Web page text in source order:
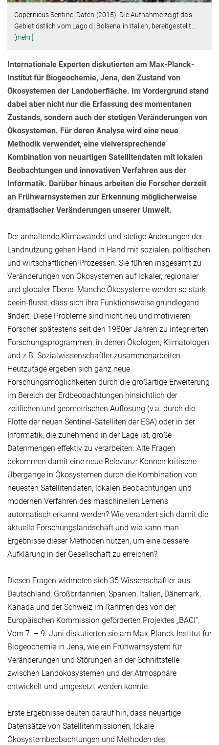
Copernicus Sentinel Daten (2015): Die Aufnahme zeigt das
Gebiet östlich vom Lago di Bolsena in Italien, bereitgestellt
[mehr]
Internationale Experten diskutierten am Max-Planck-
Institut für Biogeochemie, Jena, den Zustand von
Ökosystemen der Landoberfläche. Im Vordergrund stand
dabei aber nicht nur die Erfassung des momentanen
Zustands, sondern auch der stetigen Veränderungen von
Ökosystemen. Für deren Analyse wird eine neue
Methodik verwendet, eine vielversprechende
Kombination von neuartigen Satellitendaten mit lokalen
Beobachtungen und innovativen Verfahren aus der
Informatik. Darüber hinaus arbeiten die Forscher derzeit
an Frühwarnsystemen zur Erkennung möglicherweise
dramatischer Veränderungen unserer Umwelt.
Der anhaltende Klimawandel und stetige Änderungen der
Landnutzung gehen Hand in Hand mit sozialen, politischen
und wirtschaftlichen Prozessen. Sie führen insgesamt zu
Veränderungen von Ökosystemen auf lokaler, regionaler
und globaler Ebene. Manche Ökosysteme werden so stark
beein-flusst, dass sich ihre Funktionsweise grundlegend
ändert. Diese Probleme sind nicht neu und motivieren
Forscher spätestens seit den 1980er Jahren zu integrierten
Forschungsprogrammen, in denen Ökologen, Klimatologen
und z.B. Sozialwissenschaftler zusammenarbeiten.
Heutzutage ergeben sich ganz neue
Forschungsmöglichkeiten durch die großartige Erweiterung
im Bereich der Erdbeobachtungen hinsichtlich der
zeitlichen und geometrischen Auflösung (v.a. durch die
Flotte der neuen Sentinel-Satelliten der ESA) oder in der
Informatik, die zunehmend in der Lage ist, große
Datenmengen effektiv zu verarbeiten. Alte Fragen
bekommen damit eine neue Relevanz: Können kritische
Übergänge in Ökosystemen durch die Kombination von
neuesten Satellitendaten, lokalen Beobachtungen und
modernen Verfahren des maschinellen Lernens
automatisch erkannt werden? Wie verändert sich damit die
aktuelle Forschungslandschaft und wie kann man
Ergebnisse dieser Methoden nutzen, um eine bessere
Aufklärung in der Gesellschaft zu erreichen?
Diesen Fragen widmeten sich 35 Wissenschaftler aus
Deutschland, Großbritannien, Spanien, Italien, Dänemark,
Kanada und der Schweiz im Rahmen des von der
Europäischen Kommission geförderten Projektes „BACI“.
Vom 7. – 9. Juni diskutierten sie am Max-Planck-Institut für
Biogeochemie in Jena, wie ein Frühwarnsystem für
Veränderungen und Störungen an der Schnittstelle
zwischen Landökosystemen und der Atmosphäre
entwickelt und umgesetzt werden könnte.
Erste Ergebnisse deuten darauf hin, dass neuartige
Datensätze von Satellitenmissionen, lokale
Ökosystembeobachtungen und Methoden des